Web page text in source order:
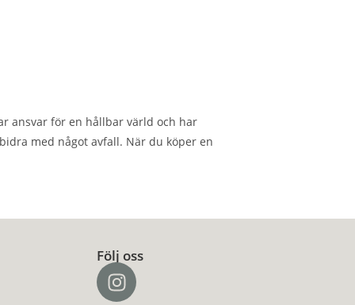
ansvar för en hållbar värld och har
med något avfall. När du köper en
Följ oss